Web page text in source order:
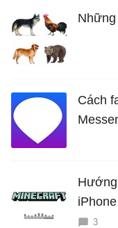
Cách
iPhone
3